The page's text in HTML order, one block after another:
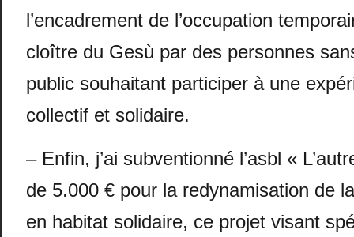
l’encadrement de l’occupation
cloître du Gesù par des personnes
public souhaitant participer à une
collectif et solidaire.
– Enfin, j’ai subventionné l’asbl «
de 5.000 € pour la redynamisation de
en habitat solidaire, ce projet visant